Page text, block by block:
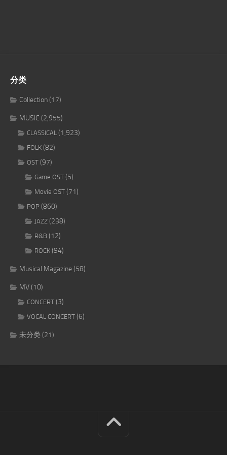
分类
Collection(17)
MUSIC (2,955)
CLASSICAL (1,923)
FOLK (82)
OST (97)
Game OST (5)
Movie OST (71)
POP (860)
JAZZ (238)
R&B (12)
ROCK (94)
Musical Magazine(58)
MV(10)
CONCERT (3)
VOCAL CONCERT (6)
未分类(21)